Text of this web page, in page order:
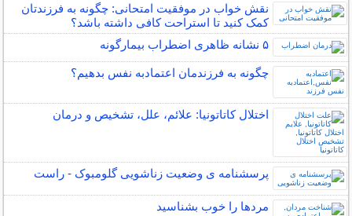
نقش خواب در موفقیت امتحانی: چگونه به فرزندتان
کمک کنید تا استراحت کافی داشته باشد؟
۵ نشانه‌ ظاهری اضطراب بیمارگونه
چگونه به فرزندمان اعتمادبه نفس بدهیم؟
اختلال کاتاتونیا: علائم، علل، تشخیص و درمان
پرسشنامه ی وضعیت زناشویی گلومبوک - راست
مردها را خوب بشناسید